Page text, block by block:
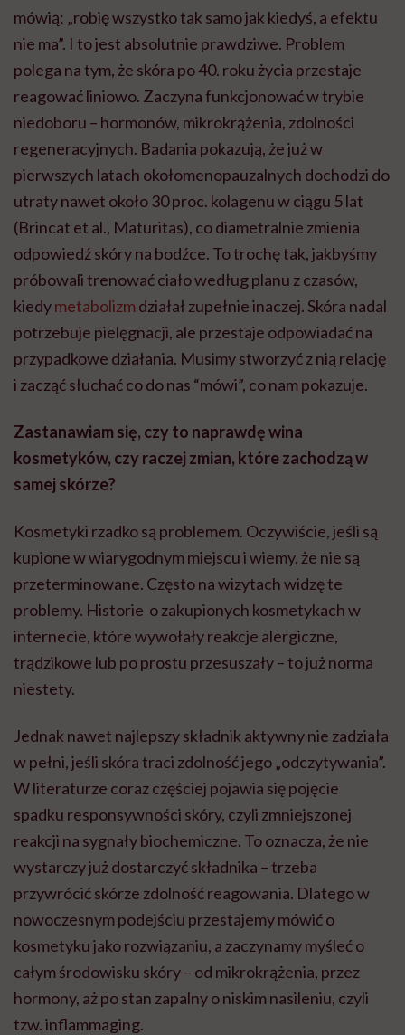
mówią: „robię wszystko tak samo jak kiedyś, a efektu
nie ma”. I to jest absolutnie prawdziwe. Problem
polega na tym, że skóra po 40. roku życia przestaje
reagować liniowo. Zaczyna funkcjonować w trybie
niedoboru – hormonów, mikrokrążenia, zdolności
regeneracyjnych. Badania pokazują, że już w
pierwszych latach okołomenopauzalnych dochodzi do
utraty nawet około 30 proc. kolagenu w ciągu 5 lat
(Brincat et al., Maturitas), co diametralnie zmienia
odpowiedź skóry na bodźce. To trochę tak, jakbyśmy
próbowali trenować ciało według planu z czasów,
kiedymetabolizm działał zupełnie inaczej. Skóra nadal
potrzebuje pielęgnacji, ale przestaje odpowiadać na
przypadkowe działania. Musimy stworzyć z nią relację
i zacząć słuchać co do nas “mówi”, co nam pokazuje.
Zastanawiam się, czy to naprawdę wina
kosmetyków, czy raczej zmian, które zachodzą w
samej skórze?
Kosmetyki rzadko są problemem. Oczywiście, jeśli są
kupione w wiarygodnym miejscu i wiemy, że nie są
przeterminowane. Często na wizytach widzę te
problemy. Historie o zakupionych kosmetykach w
internecie, które wywołały reakcje alergiczne,
trądzikowe lub po prostu przesuszały – to już norma
niestety.
Jednak nawet najlepszy składnik aktywny nie zadziała
w pełni, jeśli skóra traci zdolność jego „odczytywania”.
W literaturze coraz częściej pojawia się pojęcie
spadku responsywności skóry, czyli zmniejszonej
reakcji na sygnały biochemiczne. To oznacza, że nie
wystarczy już dostarczyć składnika – trzeba
przywrócić skórze zdolność reagowania. Dlatego w
nowoczesnym podejściu przestajemy mówić o
kosmetyku jako rozwiązaniu, a zaczynamy myśleć o
całym środowisku skóry – od mikrokrążenia, przez
hormony, aż po stan zapalny o niskim nasileniu, czyli
tzw. inflammaging.